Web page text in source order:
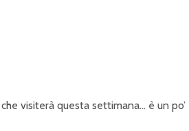
visiterà questa settimana… è un po’